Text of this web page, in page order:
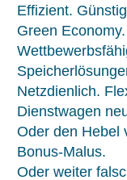
Effizient.
Green Economy.
Netzdienlich.
Dienstwagen
Oder den Hebel
Bonus-Malus.
Oder weiter